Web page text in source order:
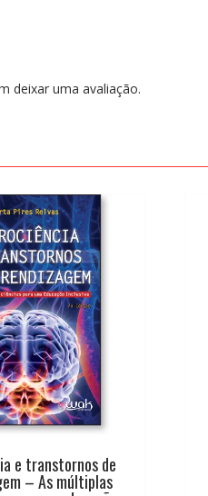
deixar uma avaliação.
e transtornos de
– As múltiplas